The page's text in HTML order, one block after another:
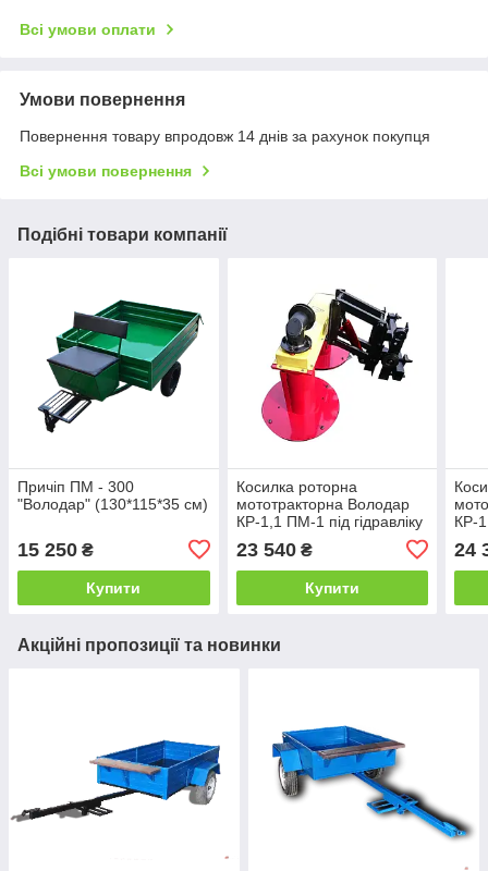
Всі умови оплати
Умови повернення
Повернення товару впродовж 14 днів за рахунок покупця
Всі умови повернення
Подібні товари компанії
Причіп ПМ - 300
"Володар" (130*115*35 см)
15 250 ₴
Купити
Косилка роторна
мототракторна Володар
КР-1,1 ПМ-1 під гідравліку
(ширина косіння 110 см)
без гідроциліндру
23 540₴
Купити
КР-
без
24
Акційні пропозиції та новинки